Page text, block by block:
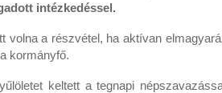
intézkedéssel.
volna a részvétel, ha aktívan
kormányfő.
keltett a tegnapi